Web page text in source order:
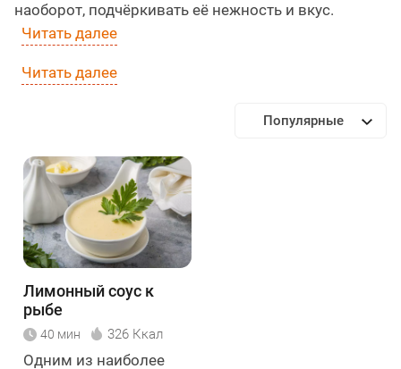
наоборот, подчёркивать её нежность и вкус.
Читать далее
Читать далее
Популярные
Лимонный соус к
рыбе
40 мин 326 Ккал
Одним из наиболее